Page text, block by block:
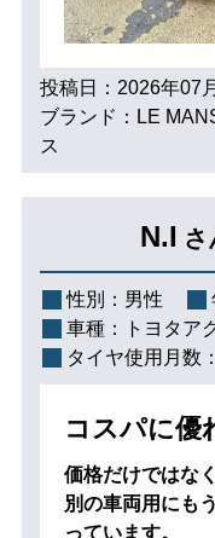
投稿日：2026年07
ブランド：LE
ス
N.I さ
性別： 男性
車種：
トヨタア
タイヤ使用月数：
コスパに優
価格だけではな
別の車両用にも
っています。